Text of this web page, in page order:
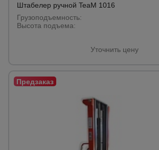
Штабелер ручной TeaM 1016
Грузоподъемность:
Высота подъема:
Уточнить цену